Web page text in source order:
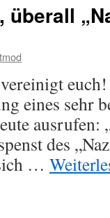
überall
eines sehr
ausrufen:
des
…